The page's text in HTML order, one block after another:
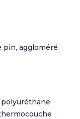
pin, aggloméré